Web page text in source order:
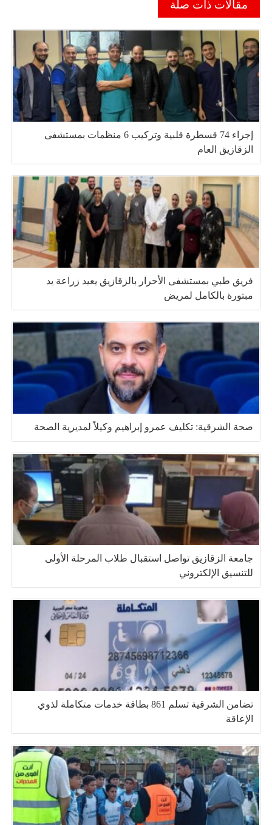
مقالات ذات صلة
إجراء 74 قسطرة قلبية وتركيب 6 منظمات بمستشفى
الزقازيق العام
فريق طبي بمستشفى الأحرار بالزقازيق يعيد زراعة يد
مبتورة بالكامل لمريض
صحة الشرقية: تكليف عمرو إبراهيم وكيلاً لمديرية الصحة
جامعة الزقازيق تواصل استقبال طلاب المرحلة الأولى
للتنسيق الإلكتروني
تضامن الشرقية تسلم 861 بطاقة خدمات متكاملة لذوي
الإعاقة